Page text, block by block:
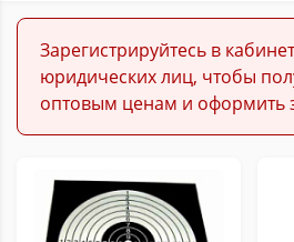
Зарегистрируйтесь в
юридических лиц, чтобы
оптовым ценам и оформить